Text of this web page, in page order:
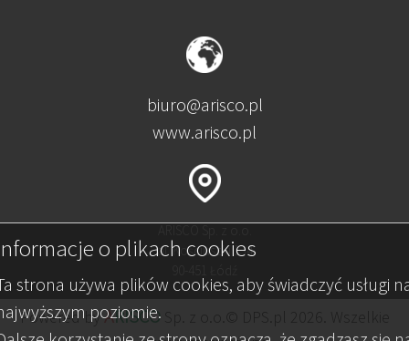
o plikach cookies
strona używa plików cookies, aby świadczyć usługi
poziomie.
biuro@arisco.pl
www.arisco.pl
al. Kościuszki 134
Powered byARISCOSp. z o.o.© DPS.pl 2026. Wszelkie